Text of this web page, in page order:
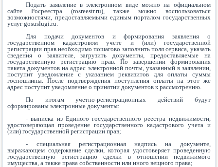
Подать заявление в электронном виде можно на официальном
сайте Росреестра (rosreestr.ru), также можно воспользоваться
возможностями, предоставляемыми единым порталом государственных
услуг gosuslugi.ru.
Для подачи документов и формирования заявления о
государственном кадастровом учете и (или) государственной
регистрации прав необходимо пошагово заполнить поля сервиса, указать
сведения о заявителе, загрузить документы, предоставляемые на
государственную регистрацию прав. По завершении формирования
пакета документов на адрес электронной почты, указанный в заявлении,
поступит уведомление с указанием реквизитов для оплаты суммы
госпошлины. После подтверждения поступления оплаты на этот же
адрес поступит уведомление о принятии документов к рассмотрению.
По итогам учетно-регистрационных действий будут
сформированы электронные документы:
- выписка из Единого государственного реестра недвижимости,
удостоверяющая проведение государственного кадастрового учета и
(или) государственной регистрации прав;
- специальная регистрационная надпись на документе,
выражающем содержание сделки, которая удостоверяет проведенную
государственную регистрацию сделки в отношении недвижимого
имущества, а также права собственности или иного вещного права;